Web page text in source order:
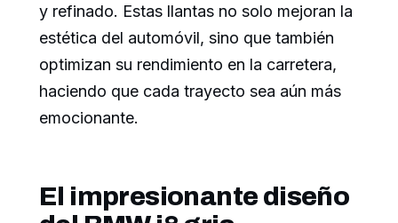
y refinado. Estas llantas no solo mejoran la
estética del automóvil, sino que también
optimizan su rendimiento en la carretera,
haciendo que cada trayecto sea aún más
emocionante.
El impresionante diseño